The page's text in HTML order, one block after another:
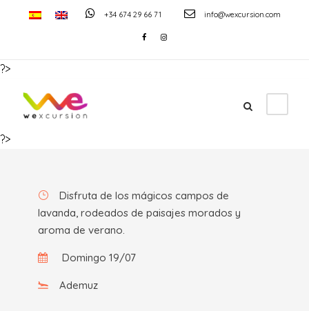
+34 674 29 66 71 info@wexcursion.com
?>
?>
Experiencia en los Campos
de Lavanda
Disfruta de los mágicos campos de
lavanda, rodeados de paisajes morados y
aroma de verano.
Domingo 19/07
Ademuz